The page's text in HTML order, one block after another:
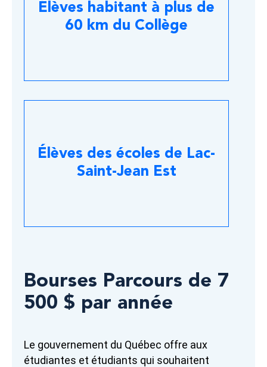
Élèves habitant à plus de
60 km du Collège
Élèves des écoles de Lac-
Saint-Jean Est
Bourses Parcours de 7
500 $ par année
Le gouvernement du Québec offre aux
étudiantes et étudiants qui souhaitent